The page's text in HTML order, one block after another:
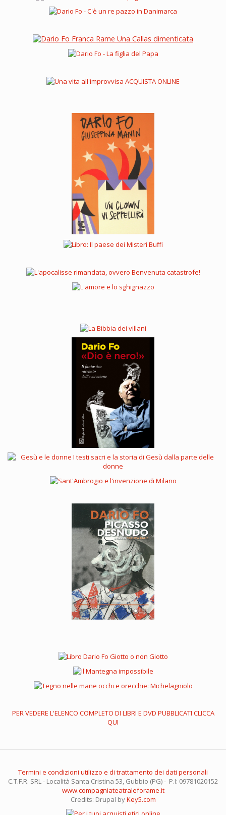
PER VEDERE L'ELENCO COMPLETO DI LIBRI E DVD PUBBLICATI CLICCA
QUI
Termini e condizioni utilizzo e di trattamento dei dati personali
C.T.F.R. SRL - Località Santa Cristina 53, Gubbio (PG) - P.I: 09781020152
www.compagniateatraleforame.it
Credits: Drupal byKey5.com